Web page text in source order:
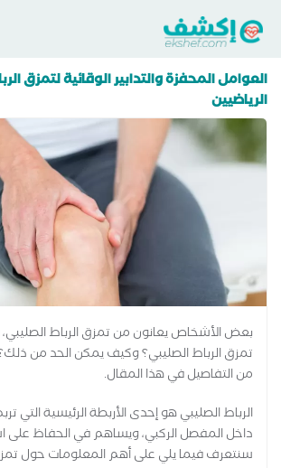
العوامل المحفزة والتدابير الوقائية لتمزق
الرياضيين
بعض الأشخاص يعانون من تمزق الرباط
تمزق الرباط الصليبي؟ وكيف يمكن الحد من
من التفاصيل في هذا المقال.
الرباط الصليبي هو إحدى الأربطة الرئيسية التي
داخل المفصل الركبي، ويساهم في الحفاظ على
سنتعرف فيما يلي على أهم المعلومات حول